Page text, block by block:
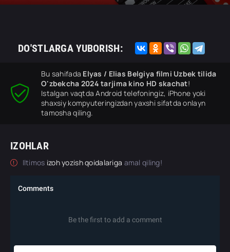
DO'STLARGA YUBORISH:
Bu sahifada Elyas / Elias Belgiya filmi Uzbek tilida
O'zbekcha 2024 tarjima kino HD skachat!
Istalgan vaqtda Android telefoningiz, iPhone yoki
shaxsiy kompyuteringizdan yaxshi sifatda onlayn
tamosha qiling.
IZOHLAR
Iltimos izoh yozish qoidalariga amal qiling!